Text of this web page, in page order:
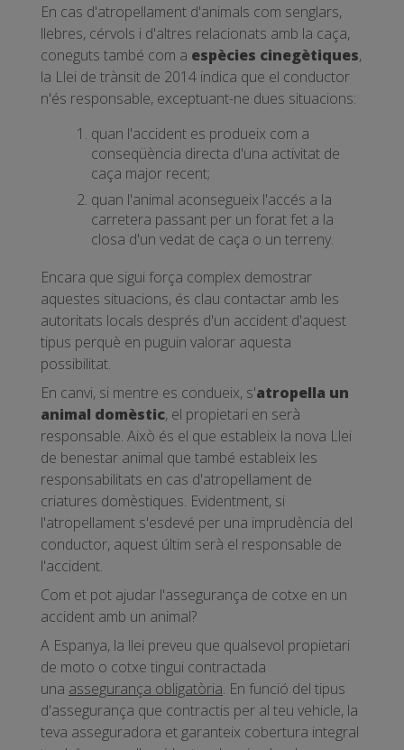
En cas d'atropellament d'animals com senglars,
llebres, cérvols i d'altres relacionats amb la caça,
coneguts també com a espècies cinegètiques,
la Llei de trànsit de 2014 indica que el conductor
n'és responsable, exceptuant-ne dues situacions:
quan l'accident es produeix com a
conseqüència directa d'una activitat de
caça major recent;
quan l'animal aconsegueix l'accés a la
carretera passant per un forat fet a la
closa d'un vedat de caça o un terreny.
Encara que sigui força complex demostrar
aquestes situacions, és clau contactar amb les
autoritats locals després d'un accident d'aquest
tipus perquè en puguin valorar aquesta
possibilitat.
En canvi, si mentre es condueix, s'atropella un
animal domèstic, el propietari en serà
responsable. Això és el que estableix la nova Llei
de benestar animal que també estableix les
responsabilitats en cas d'atropellament de
criatures domèstiques. Evidentment, si
l'atropellament s'esdevé per una imprudència del
conductor, aquest últim serà el responsable de
l'accident.
Com et pot ajudar l'assegurança de cotxe en un
accident amb un animal?
A Espanya, la llei preveu que qualsevol propietari
de moto o cotxe tingui contractada
una assegurança obligatòria. En funció del tipus
d'assegurança que contractis per al teu vehicle, la
teva asseguradora et garanteix cobertura integral